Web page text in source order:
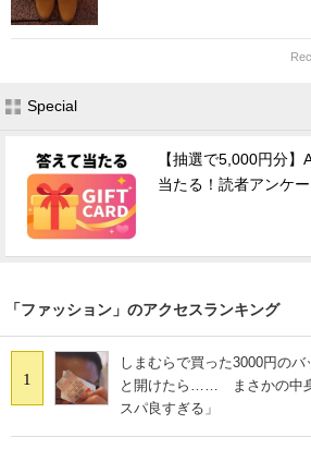
Special
【抽選で5,000円分
当たる！読者アンケ
「ファッション」のアクセスランキング
1
しまむらで買った3000円の
と開けたら…… まさかの中
スパ良すぎる」